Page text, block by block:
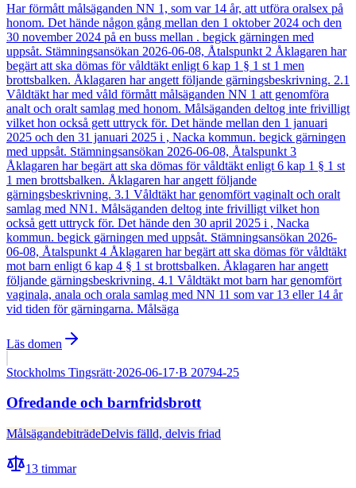
Har förmått målsäganden NN 1, som var 14 år, att utföra oralsex på
honom. Det hände någon gång mellan den 1 oktober 2024 och den
30 november 2024 på en buss mellan . begick gärningen med
uppsåt. Stämningsansökan 2026-06-08, Åtalspunkt 2 Åklagaren har
begärt att ska dömas för våldtäkt enligt 6 kap 1 § 1 st 1 men
brottsbalken. Åklagaren har angett följande gärningsbeskrivning. 2.1
Våldtäkt har med våld förmått målsäganden NN 1 att genomföra
analt och oralt samlag med honom. Målsäganden deltog inte frivilligt
vilket hon också gett uttryck för. Det hände mellan den 1 januari
2025 och den 31 januari 2025 i , Nacka kommun. begick gärningen
med uppsåt. Stämningsansökan 2026-06-08, Åtalspunkt 3
Åklagaren har begärt att ska dömas för våldtäkt enligt 6 kap 1 § 1 st
1 men brottsbalken. Åklagaren har angett följande
gärningsbeskrivning. 3.1 Våldtäkt har genomfört vaginalt och oralt
samlag med NN1. Målsäganden deltog inte frivilligt vilket hon
också gett uttryck för. Det hände den 30 april 2025 i , Nacka
kommun. begick gärningen med uppsåt. Stämningsansökan 2026-
06-08, Åtalspunkt 4 Åklagaren har begärt att ska dömas för våldtäkt
mot barn enligt 6 kap 4 § 1 st brottsbalken. Åklagaren har angett
följande gärningsbeskrivning. 4.1 Våldtäkt mot barn har genomfört
vaginala, anala och orala samlag med NN 11 som var 13 eller 14 år
vid tiden för gärningarna. Målsäga
Läs domen
Stockholms Tingsrätt·2026-06-17·B 20794-25
Ofredande och barnfridsbrott
MålsägandebiträdeDelvis fälld, delvis friad
13 timmar